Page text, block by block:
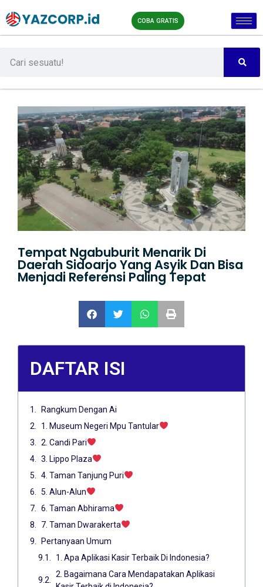
COBA GRATIS
Tempat Ngabuburit Menarik Di
Daerah Sidoarjo Yang Asyik Dan Bisa
Menjadi Referensi Paling Tepat
DAFTAR ISI
Rangkum Dengan Ai
1. Museum Negeri Mpu Tantular
2. Candi Pari
3. Lippo Plaza
4. Taman Tanjung Puri
5. Alun-Alun
6. Taman Abhirama
7. Taman Dwarakerta
Pertanyaan Umum
1. Apa Aplikasi Kasir Terbaik Di Indonesia?
2. Bagaimana Cara Mendapatakan Aplikasi